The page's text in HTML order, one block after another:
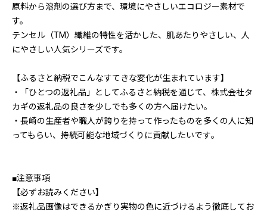
原料から溶剤の選び方まで、環境にやさしいエコロジー素材で
す。
テンセル（TM）繊維の特性を活かした、肌あたりやさしい、人
にやさしい人気シリーズです。
【ふるさと納税でこんなすてきな変化が生まれています】
・「ひとつの返礼品」としてふるさと納税を通じて、株式会社タ
カギの返礼品の良さを少しでも多くの方へ届けたい｡
・長崎の生産者や職人が誇りを持って作ったものを多くの人に知
ってもらい、持続可能な地域づくりに貢献したいです｡
■注意事項
【必ずお読みください】
※返礼品画像はできるかぎり実物の色に近づけるよう徹底してお